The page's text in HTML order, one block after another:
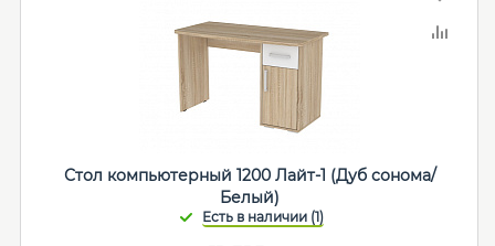
Стол компьютерный 1200 Лайт-1 (Дуб сонома/
Белый)